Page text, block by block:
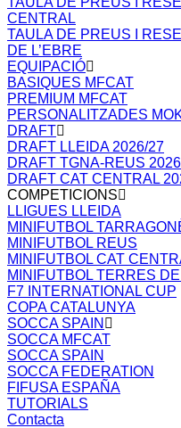
CENTRAL
TAULA DE PREUS I
DE L’EBRE
EQUIPACIÓ
BASIQUES MFCAT
PREMIUM MFCAT
PERSONALITZADES
DRAFT
DRAFT LLEIDA 2026/27
DRAFT TGNA-REUS
DRAFT CAT CENTRAL
COMPETICIONS
LLIGUES LLEIDA
MINIFUTBOL
MINIFUTBOL REUS
MINIFUTBOL CAT
MINIFUTBOL TERRES DE
F7 INTERNATIONAL CUP
COPA CATALUNYA
SOCCA SPAIN
SOCCA MFCAT
SOCCA SPAIN
SOCCA FEDERATION
FIFUSA ESPAÑA
TUTORIALS
Contacta